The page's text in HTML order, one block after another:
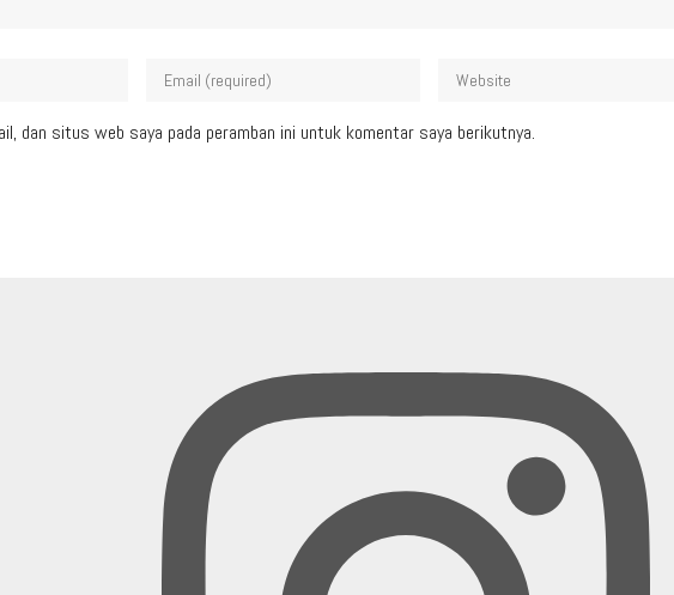
dan situs web saya pada peramban ini untuk komentar saya berikutnya.